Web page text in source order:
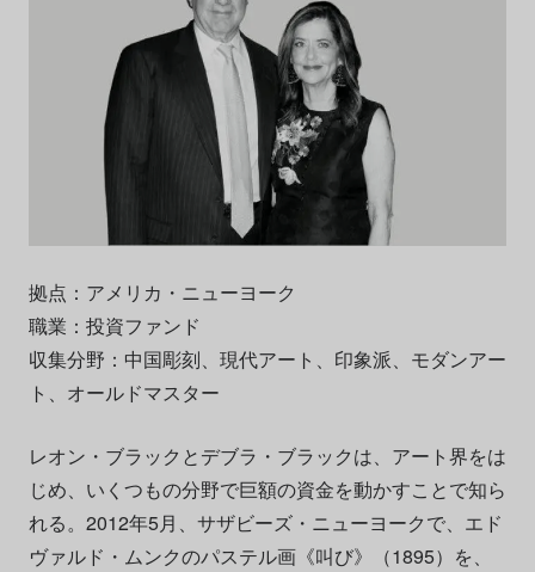
拠点：アメリカ・ニューヨーク
職業：投資ファンド
収集分野：中国彫刻、現代アート、印象派、モダンアー
ト、オールドマスター
レオン・ブラックとデブラ・ブラックは、アート界をは
じめ、いくつもの分野で巨額の資金を動かすことで知ら
れる。2012年5月、サザビーズ・ニューヨークで、エド
ヴァルド・ムンクのパステル画《叫び》（1895）を、